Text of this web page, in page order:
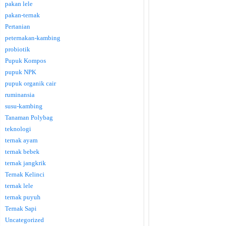
pakan lele
pakan-ternak
Pertanian
peternakan-kambing
probiotik
Pupuk Kompos
pupuk NPK
pupuk organik cair
ruminansia
susu-kambing
Tanaman Polybag
teknologi
ternak ayam
ternak bebek
ternak jangkrik
Ternak Kelinci
ternak lele
ternak puyuh
Ternak Sapi
Uncategorized